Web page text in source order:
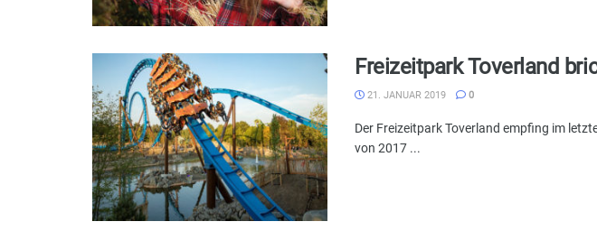
Freizeitpark Toverland
21. JANUAR 2019 0
Der Freizeitpark Toverland empfing im
von 2017 ...